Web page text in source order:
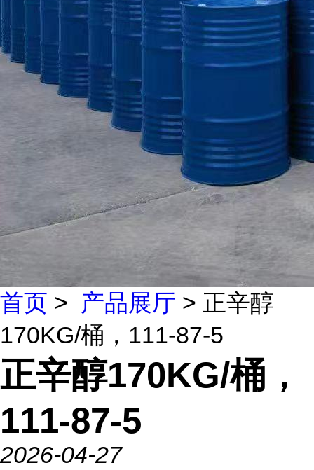
首页 > 产品展厅 > 正辛醇
170KG/桶，111-87-5
正辛醇170KG/桶，
111-87-5
2026-04-27